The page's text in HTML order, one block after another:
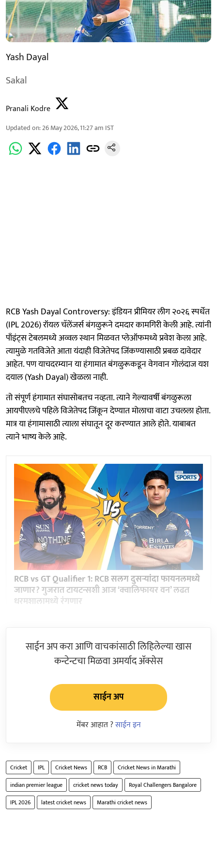
Yash Dayal
Sakal
Pranali Kodre
Updated on:26 May 2026, 11:27 am IST
RCB Yash Dayal Controversy: इंडियन प्रीमियर लीग २०२६ स्पर्धेत
(IPL 2026) रॉयल चॅलेंजर्स बंगळुरूने दमदार कामगिरी केली आहे. त्यांनी
पाँइंट्स टेबलमध्ये अव्वल स्थान मिळवत प्लेऑफमध्ये प्रवेश केला आहे.
त्यामुळे गतविजेते आता यंदाही विजेतेपद जिंकण्यासाठी प्रबळ दावेदार
आहेत. पण याचदरम्यान या हंगामात बंगळुरूकडून वेगवान गोलंदाज यश
दयाल (Yash Dayal) खेळला नाही.
तो संपूर्ण हंगामात संघासोबतच नव्हता. त्याने गेल्यावर्षी बंगळुरूला
आयपीएलचे पहिले विजेतेपद जिंकून देण्यात मोलाचा वाटा उचलला होता.
मात्र या हंगामासाठी त्याला संघातून दूर करण्यात आले होते. याबाबत
त्याने भाष्य केले आहे.
RCB vs GT Qualifier 1: RCB सलग दुसऱ्यांदा फायनलमध्ये
जाणार? गुजरात टायटन्सशी आज ‘क्वालिफायर वन’ लढत
धरमशालामध्ये रंगणार
साईन अप करा आणि वाचकांसाठी लिहिलेल्या खास
कन्टेन्टचा मिळवा अमर्याद ॲक्सेस
साईन अप
मेंबर आहात ?साईन इन
Cricket IPL Cricket News RCB
Cricket News in Marathi
indian premier league
cricket news today
Royal Challengers Bangalore
IPL 2026
latest cricket news Marathi cricket news